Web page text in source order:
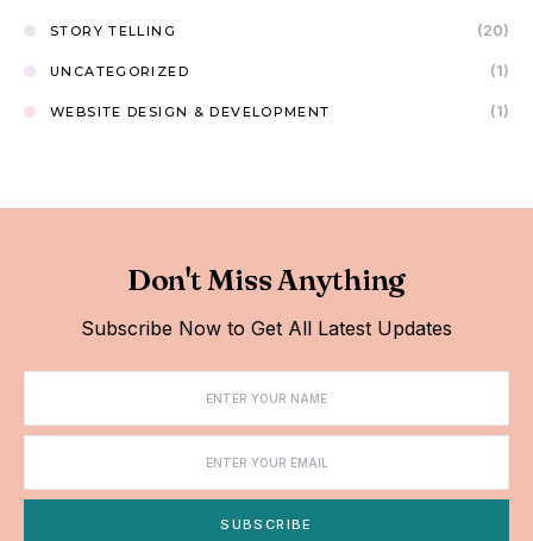
STORY TELLING (20)
UNCATEGORIZED (1)
WEBSITE DESIGN & DEVELOPMENT (1)
Don't Miss Anything
Subscribe Now to Get All Latest Updates
SUBSCRIBE